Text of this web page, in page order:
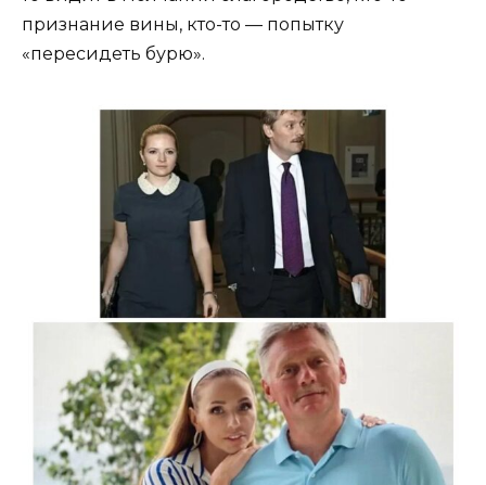
признание вины, кто-то — попытку
«пересидеть бурю».